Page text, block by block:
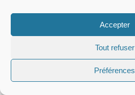
Accepter
Tout refuser
Préférences